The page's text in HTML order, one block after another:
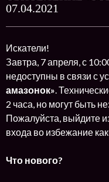
07.04.2021
Искатели!
Завтра, 7 апреля, с
недоступны в связи с
амазонок».
2 часа, но могут быть
Пожалуйста, выйдите
входа во избежание
Что нового?